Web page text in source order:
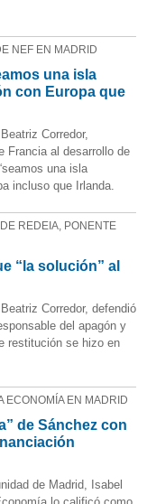
NEF EN MADRID
una isla
con Europa que
Corredor,
Francia al desarrollo de
una isla
incluso que Irlanda.
REDEIA, PONENTE
“la solución” al
Corredor, defendió
del apagón y
restitución se hizo en
ECONOMÍA EN MADRID
de Sánchez con
de Madrid, Isabel